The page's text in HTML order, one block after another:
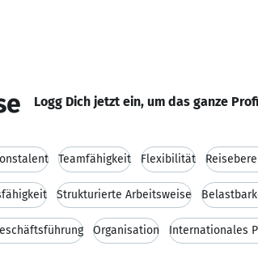
Logg Dich jetzt ein, um das ganze
Teamfähigkeit Flexibilität
Strukturierte Arbeitsweise
Organisation Internationales